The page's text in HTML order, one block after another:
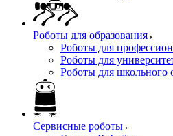
Роботы для образования
Роботы для
Роботы для
Роботы для школьного
Сервисные роботы